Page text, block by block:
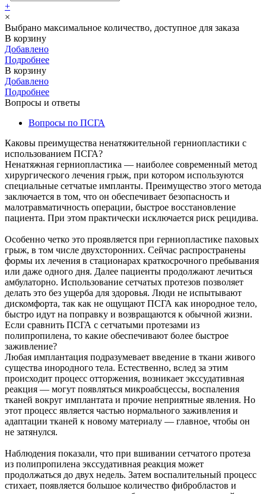
+
×
Выбрано максимальное количество, доступное для заказа
В корзину
Добавлено
Подробнее
В корзину
Добавлено
Подробнее
Вопросы и ответы
Вопросы по ПСГА
Каковы преимущества ненатяжительной герниопластики с
использованием ПСГА?
Ненатяжная герниопластика — наиболее современный метод
хирургического лечения грыж, при котором используются
специальные сетчатые импланты. Преимущество этого метода
заключается в том, что он обеспечивает безопасность и
малотравматичность операции, быстрое восстановление
пациента. При этом практически исключается риск рецидива.
Особенно четко это проявляется при герниопластике паховых
грыж, в том числе двухсторонних. Сейчас распространены
формы их лечения в стационарах краткосрочного пребывания
или даже одного дня. Далее пациенты продолжают лечиться
амбулаторно. Использование сетчатых протезов позволяет
делать это без ущерба для здоровья. Люди не испытывают
дискомфорта, так как не ощущают ПСГА как инородное тело,
быстро идут на поправку и возвращаются к обычной жизни.
Если сравнить ПСГА с сетчатыми протезами из
полипропилена, то какие обеспечивают более быстрое
заживление?
Любая имплантация подразумевает введение в ткани живого
существа инородного тела. Естественно, вслед за этим
происходит процесс отторжения, возникает экссудативная
реакция — могут появляться микроабсцессы, воспаления
тканей вокруг имплантата и прочие неприятные явления. Но
этот процесс является частью нормального заживления и
адаптации тканей к новому материалу — главное, чтобы он
не затянулся.
Наблюдения показали, что при вшивании сетчатого протеза
из полипропилена экссудативная реакция может
продолжаться до двух недель. Затем воспалительный процесс
стихает, появляется большое количество фибробластов и